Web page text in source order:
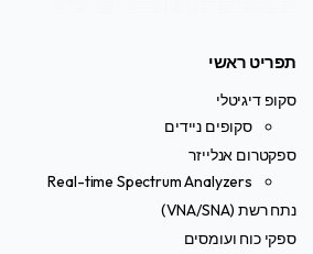
תפריט ראשי
סקופ דיגיטלי
סקופים ניידים
ספקטרום אנלייזר
Real-time Spectrum Analyzers
נתח רשת (VNA/SNA)
ספקי כוח ועומסים